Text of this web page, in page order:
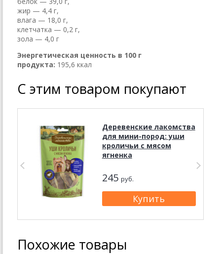
жир — 4,4 г,
влага — 18,0 г,
клетчатка — 0,2 г,
зола — 4,0 г
Энергетическая ценность в 100 г
продукта: 195,6 ккал
С этим товаром покупают
Деревенские лакомства
для мини-пород: уши
кроличьи с мясом
ягненка
245 руб.
Похожие товары